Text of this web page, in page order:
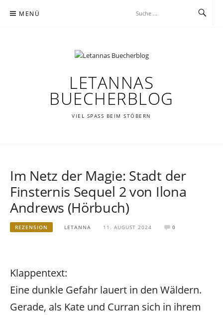
Inhalt MENÜ
LETANNAS
BUECHERBLOG
VIEL SPASS BEIM STÖBERN
Im Netz der Magie: Stadt der
Finsternis Sequel 2 von Ilona
Andrews (Hörbuch)
REZENSION LETANNA 11. AUGUST 2024 0
Klappentext:
Eine dunkle Gefahr lauert in den Wäldern.
Gerade, als Kate und Curran sich in ihrem